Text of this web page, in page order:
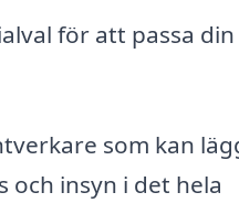
för att passa
som kan
insyn i det hela